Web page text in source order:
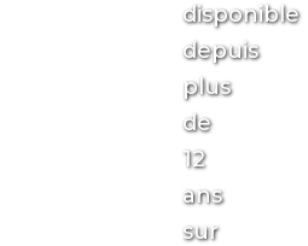
disponible
depuis
plus
de
12
ans
sur